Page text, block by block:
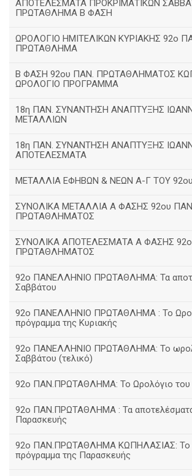
ΑΠΟΤΕΛΕΣΜΑΤΑ ΠΡΟΚΡΙΜΑΤΙΚΩΝ
ΠΡΩΤΑΘΛΗΜΑ Β ΦΑΣΗ
ΩΡΟΛΟΓΙΟ ΗΜΙΤΕΛΙΚΩΝ ΚΥΡΙΑΚΗΣ 92ο
ΠΡΩΤΑΘΛΗΜΑ
Β ΦΑΣΗ 92ου ΠΑΝ. ΠΡΩΤΑΘΛΗΜΑΤΟΣ
ΩΡΟΛΟΓΙΟ ΠΡΟΓΡΑΜΜΑ
18η ΠΑΝ. ΣΥΝΑΝΤΗΣΗ ΑΝΑΠΤΥΞΗΣ
ΜΕΤΑΛΛΙΩΝ
18η ΠΑΝ. ΣΥΝΑΝΤΗΣΗ ΑΝΑΠΤΥΞΗΣ
ΑΠΟΤΕΛΕΣΜΑΤΑ
ΜΕΤΑΛΛΙΑ ΕΦΗΒΩΝ & ΝΕΩΝ Α-Γ ΤΟΥ
ΣΥΝΟΛΙΚΑ ΜΕΤΑΛΛΙΑ Α ΦΑΣΗΣ 92ου ΠΑΝ
ΠΡΩΤΑΘΛΗΜΑΤΟΣ
ΣΥΝΟΛΙΚΑ ΑΠΟΤΕΛΕΣΜΑΤΑ Α ΦΑΣΗΣ
ΠΡΩΤΑΘΛΗΜΑΤΟΣ
92ο ΠΑΝΕΛΛΗΝΙΟ ΠΡΩΤΑΘΛΗΜΑ: Τα
Σαββάτου
92ο ΠΑΝΕΛΛΗΝΙΟ ΠΡΩΤΑΘΛΗΜΑ : Το
πρόγραμμα της Κυριακής
92ο ΠΑΝΕΛΛΗΝΙΟ ΠΡΩΤΑΘΛΗΜΑ: Το
Σαββάτου (τελικό)
92ο ΠΑΝ.ΠΡΩΤΑΘΛΗΜΑ: Το Ωρολόγιο του
92ο ΠΑΝ.ΠΡΩΤΑΘΛΗΜΑ : Τα
Παρασκευής
92o ΠΑΝ.ΠΡΩΤΑΘΛΗΜΑ ΚΩΠΗΛΑΣΙΑΣ: Το
πρόγραμμα της Παρασκευής